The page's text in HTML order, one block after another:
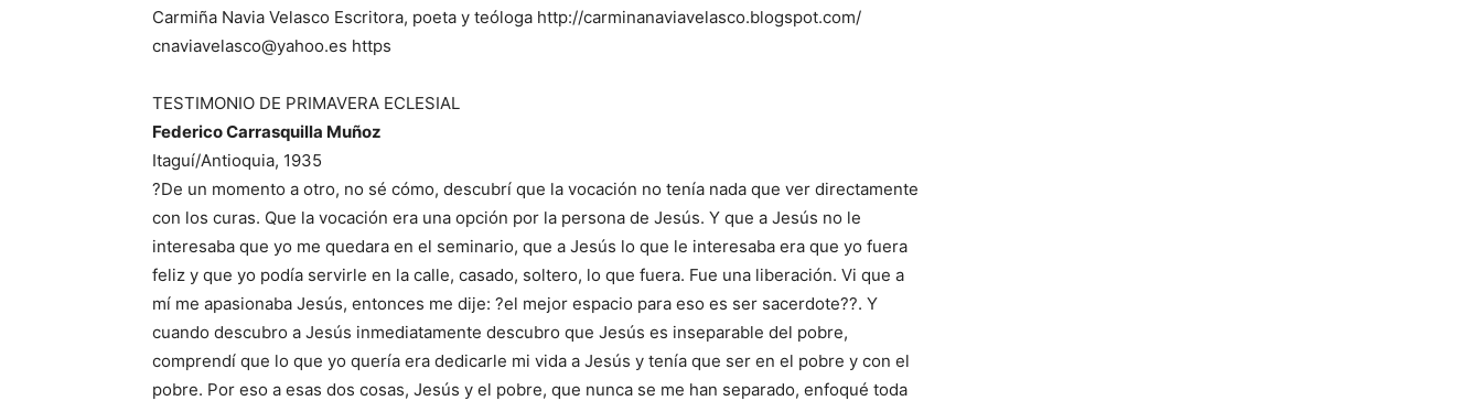
Carmiña Navia Velasco Escritora, poeta y teóloga http://carminanaviavelasco.blogspot.com/
cnaviavelasco@yahoo.es https
TESTIMONIO DE PRIMAVERA ECLESIAL
Federico Carrasquilla Muñoz
Itaguí/Antioquia, 1935
?De un momento a otro, no sé cómo, descubrí que la vocación no tenía nada que ver directamente
con los curas. Que la vocación era una opción por la persona de Jesús. Y que a Jesús no le
interesaba que yo me quedara en el seminario, que a Jesús lo que le interesaba era que yo fuera
feliz y que yo podía servirle en la calle, casado, soltero, lo que fuera. Fue una liberación. Vi que a
mí me apasionaba Jesús, entonces me dije: ?el mejor espacio para eso es ser sacerdote??. Y
cuando descubro a Jesús inmediatamente descubro que Jesús es inseparable del pobre,
comprendí que lo que yo quería era dedicarle mi vida a Jesús y tenía que ser en el pobre y con el
pobre. Por eso a esas dos cosas, Jesús y el pobre, que nunca se me han separado, enfoqué toda